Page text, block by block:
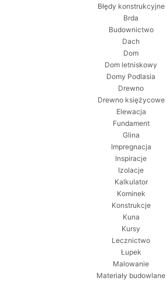
Błędy konstrukcyjne
Brda
Budownictwo
Dach
Dom
Dom letniskowy
Domy Podlasia
Drewno
Drewno księżycowe
Elewacja
Fundament
Glina
Impregnacja
Inspiracje
Izolacje
Kalkulator
Kominek
Konstrukcje
Kuna
Kursy
Lecznictwo
Łupek
Malowanie
Materiały budowlane